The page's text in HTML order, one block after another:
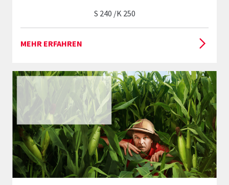
S 240 /K 250
MEHR ERFAHREN